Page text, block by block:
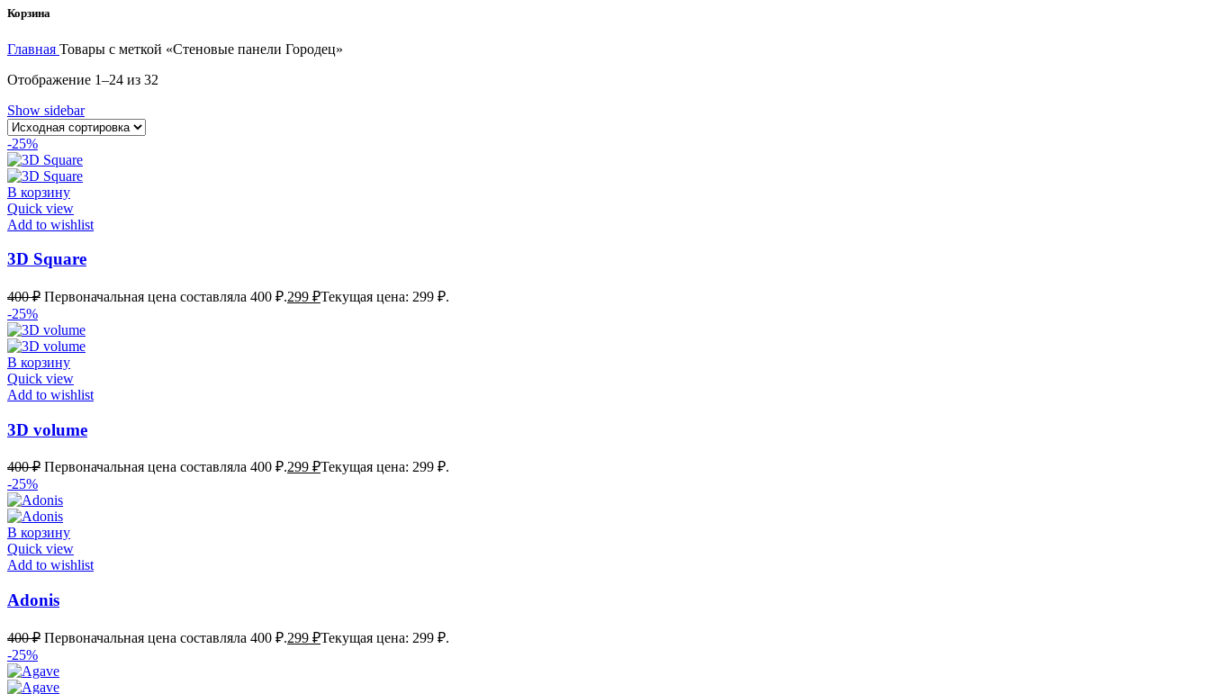
Корзина
Главная Товары с меткой «Стеновые панели Городец»
Отображение 1–24 из 32
Show sidebar
-25%
В корзину
Quick view
Add to wishlist
3D Square
400₽ Первоначальная цена составляла 400 ₽.299 ₽Текущая цена: 299 ₽.
-25%
В корзину
Quick view
Add to wishlist
3D volume
400₽ Первоначальная цена составляла 400 ₽.299 ₽Текущая цена: 299 ₽.
-25%
В корзину
Quick view
Add to wishlist
Adonis
400₽ Первоначальная цена составляла 400 ₽.299 ₽Текущая цена: 299 ₽.
-25%